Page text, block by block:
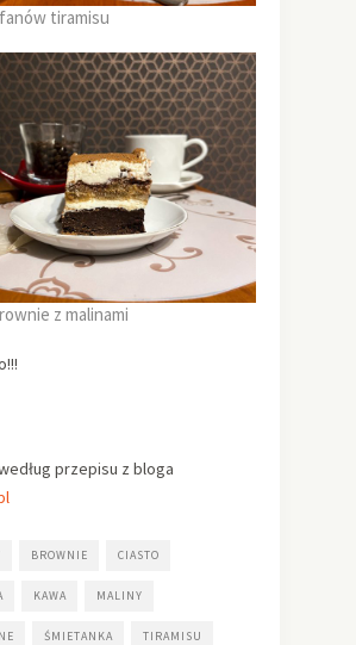
tiramisu
z malinami
przepisu z bloga
BROWNIE CIASTO
KAWA MALINY
ŚMIETANKA TIRAMISU